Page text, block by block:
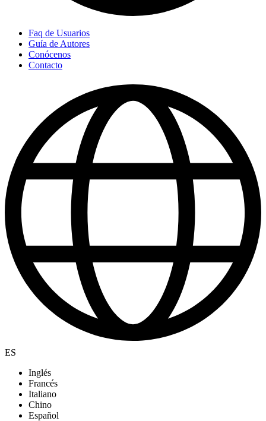
Faq de Usuarios
Guía de Autores
Conócenos
Contacto
ES
Inglés
Francés
Italiano
Chino
Español